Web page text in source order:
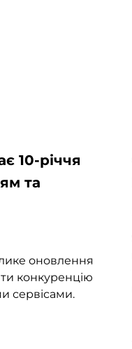
10-річчя
та
оновлення
конкуренцію
сервісами.